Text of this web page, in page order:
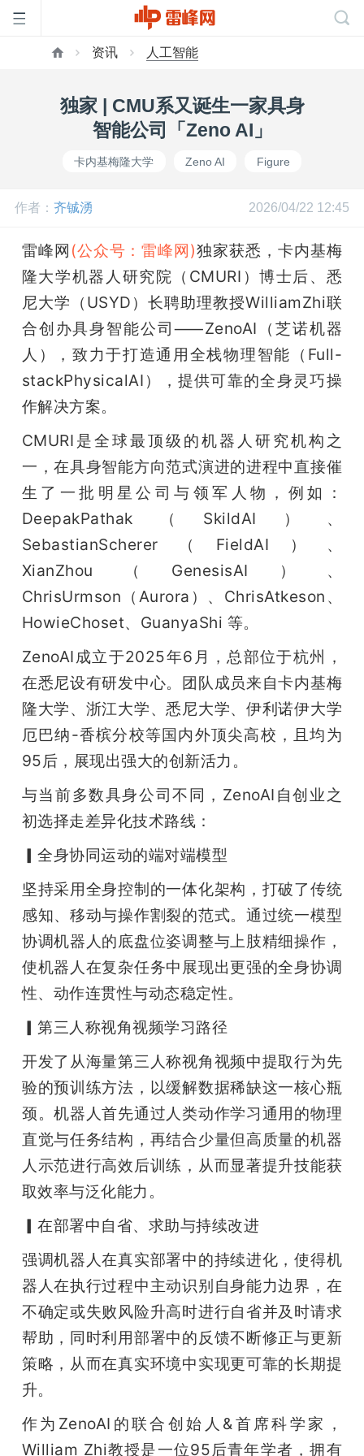
网
开
课
活
GAIR
专
题
爱
搞
机
资讯 人工智能
独家 | CMU系⼜诞⽣⼀家具⾝
智能公司「Zeno AI」
卡内基梅隆⼤学 Zeno AI Figure
作者： 齐铖湧 2026/04/22 12:45
雷峰网 (公众号：雷峰网)独家获悉，卡内基梅
隆⼤学机器⼈研究院（CMURI）博⼠后、悉
尼⼤学（USYD）⻓聘助理教授WilliamZhi联
合创办具⾝智能公司⸺ZenoAI（芝诺机器
⼈），致⼒于打造通⽤全栈物理智能（Full-
stackPhysicalAI），提供可靠的全⾝灵巧操
作解决⽅案。
CMURI是全球最顶级的机器⼈研究机构之
⼀，在具⾝智能⽅向范式演进的进程中直接催
⽣了⼀批明星公司与领军⼈物，例如：
DeepakPathak（SkildAI）、
SebastianScherer（FieldAI）、
XianZhou（GenesisAI）、
ChrisUrmson（Aurora）、ChrisAtkeson、
HowieChoset、GuanyaShi 等。
ZenoAI成⽴于2025年6⽉，总部位于杭州，
在悉尼设有研发中⼼。团队成员来⾃卡内基梅
隆⼤学、浙江⼤学、悉尼⼤学、伊利诺伊⼤学
厄巴纳-⾹槟分校等国内外顶尖⾼校，且均为
95后，展现出强⼤的创新活⼒。
与当前多数具⾝公司不同，ZenoAI⾃创业之
初选择⾛差异化技术路线：
▎全⾝协同运动的端对端模型
坚持采⽤全⾝控制的⼀体化架构，打破了传统
感知、移动与操作割裂的范式。通过统⼀模型
协调机器⼈的底盘位姿调整与上肢精细操作，
使机器⼈在复杂任务中展现出更强的全⾝协调
性、动作连贯性与动态稳定性。
▎第三⼈称视⻆视频学习路径
开发了从海量第三⼈称视⻆视频中提取⾏为先
验的预训练⽅法，以缓解数据稀缺这⼀核⼼瓶
颈。机器⼈⾸先通过⼈类动作学习通⽤的物理
直觉与任务结构，再结合少量但⾼质量的机器
⼈⽰范进⾏⾼效后训练，从⽽显著提升技能获
取效率与泛化能⼒。
▎在部署中⾃省、求助与持续改进
强调机器⼈在真实部署中的持续进化，使得机
器⼈在执⾏过程中主动识别⾃⾝能⼒边界，在
不确定或失败⻛险升⾼时进⾏⾃省并及时请求
帮助，同时利⽤部署中的反馈不断修正与更新
策略，从⽽在真实环境中实现更可靠的⻓期提
升。
作为ZenoAI的联合创始⼈&⾸席科学家，
William Zhi教授是⼀位95后⻘年学者，拥有